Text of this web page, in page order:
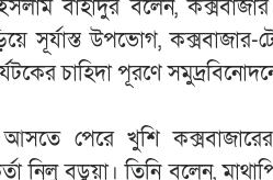
ইসলাম বাহাদুর বলেন,
সূর্যাস্ত উপভোগ, কক্সবাজার-
চাহিদা পূরণে
পেরে খুশি কক্সবাজারের
নিলু বড়ুয়া। তিনি বলেন,